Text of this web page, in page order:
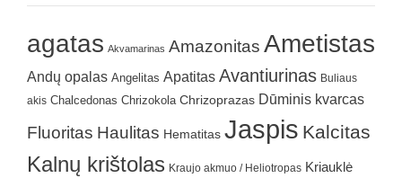
agatas Akvamarinas Amazonitas Ametistas
Andų opalas Angelitas Apatitas Avantiurinas Buliaus
akis Chalcedonas Chrizokola Chrizoprazas Dūminis kvarcas
Fluoritas Haulitas Hematitas Jaspis Kalcitas
Kalnų krištolas Kraujo akmuo / Heliotropas Kriauklė